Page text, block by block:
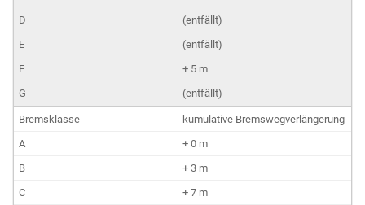
(entfällt)
(entfällt)
+ 5 m
(entfällt)
kumulative Bremswegverlängerung
+ 0 m
+ 3 m
+ 7 m